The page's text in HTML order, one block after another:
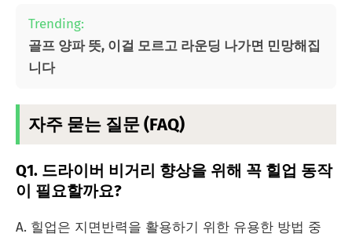
Trending:
골프 양파 뜻, 이걸 모르고 라운딩 나가면 민망해집
니다
자주 묻는 질문 (FAQ)
Q1. 드라이버 비거리 향상을 위해 꼭 힐업 동작
이 필요할까요?
A. 힐업은 지면반력을 활용하기 위한 유용한 방법 중